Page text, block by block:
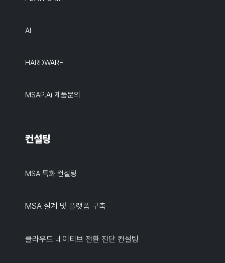
AI
HARDWARE
MSAP.ai 제품문의
컨설팅
MSA 특화 컨설팅
MSA 설계 및 플랫폼 구축
클라우드 네이티브 전환 진단 컨설팅